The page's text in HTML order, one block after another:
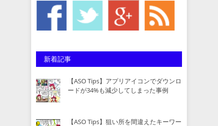
新着記事
【ASO Tips】アプリアイコンでダウンロ
ードが34%も減少してしまった事例
【ASO Tips】狙い所を間違えたキーワー